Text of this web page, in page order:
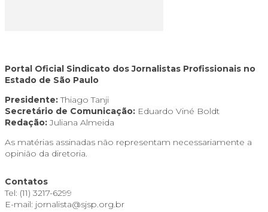
Portal Oficial Sindicato dos Jornalistas Profissionais no
Estado de São Paulo
Presidente:Thiago Tanji
Secretário de Comunicação: Eduardo Viné Boldt
Redação:Juliana Almeida
As matérias assinadas não representam necessariamente a
opinião da diretoria.
Contatos
Tel: (11) 3217-6299
E-mail: jornalista@sjsp.org.br